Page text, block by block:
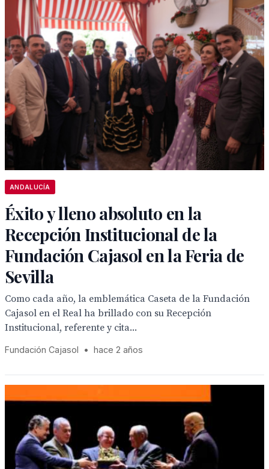
ANDALUCÍA
Éxito y lleno absoluto en la
Recepción Institucional de la
Fundación Cajasol en la Feria de
Sevilla
Como cada año, la emblemática Caseta de la Fundación
Cajasol en el Real ha brillado con su Recepción
Institucional, referente y cita...
Fundación Cajasol • hace 2 años